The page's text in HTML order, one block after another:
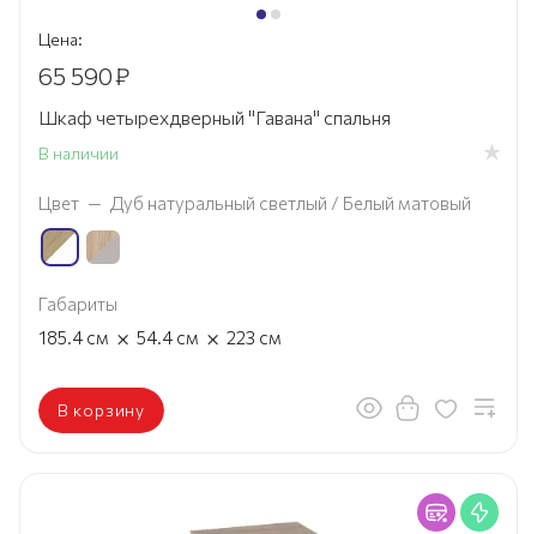
Цена:
65 590₽
Шкаф четырехдверный "Гавана" спальня
В наличии
Цвет — Дуб натуральный светлый / Белый матовый
Габариты
185.4 см × 54.4 см × 223 см
В корзину